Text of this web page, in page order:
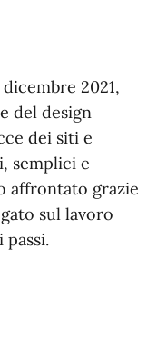
2021,
del design
dei siti e
semplici e
affrontato grazie
sul lavoro